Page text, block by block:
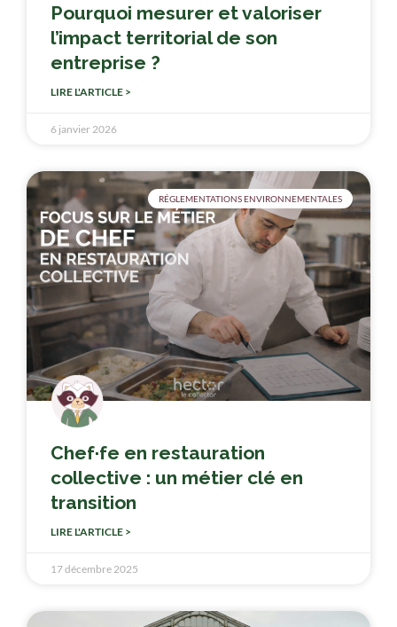
Pourquoi mesurer et valoriser
l’impact territorial de son
entreprise ?
LIRE L'ARTICLE >
6 janvier 2026
RÉGLEMENTATIONS ENVIRONNEMENTALES
Chef·fe en restauration
collective : un métier clé en
transition
LIRE L'ARTICLE >
17 décembre 2025